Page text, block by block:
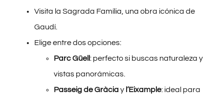
Visita la Sagrada Família, una obra icónica de
Gaudí.
Elige entre dos opciones:
Parc Güell : perfecto si buscas naturaleza y
vistas panorámicas.
Passeig de Gràciay l’Eixample: ideal para